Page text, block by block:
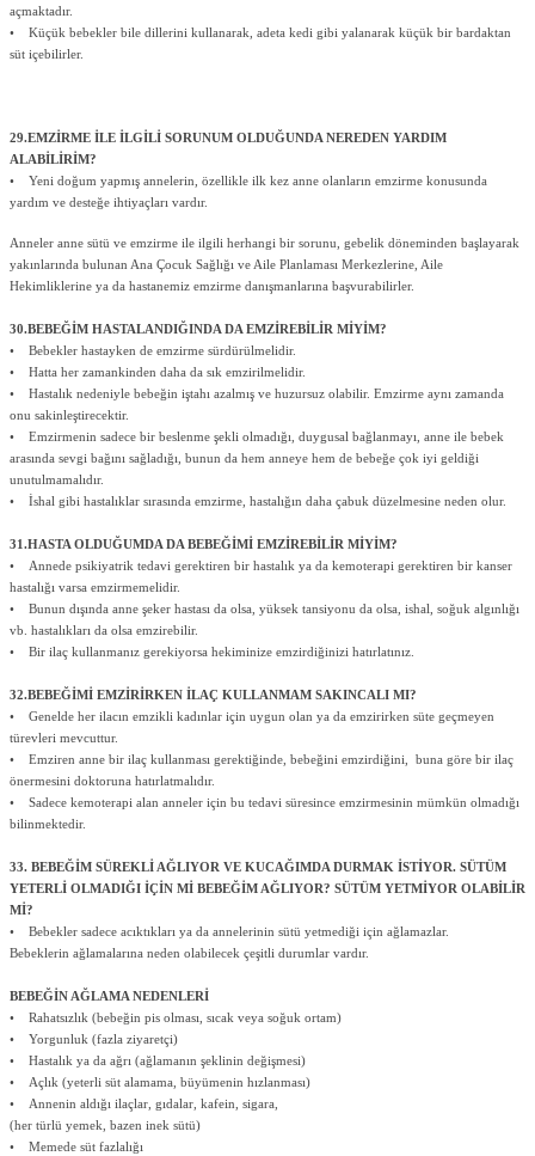
açmaktadır.
• Küçük bebekler bile dillerini kullanarak, adeta kedi gibi yalanarak küçük bir bardaktan
süt içebilirler.
29.EMZİRME İLE İLGİLİ SORUNUM OLDUĞUNDA NEREDEN YARDIM
ALABİLİRİM?
• Yeni doğum yapmış annelerin, özellikle ilk kez anne olanların emzirme konusunda
yardım ve desteğe ihtiyaçları vardır.
Anneler anne sütü ve emzirme ile ilgili herhangi bir sorunu, gebelik döneminden başlayarak
yakınlarında bulunan Ana Çocuk Sağlığı ve Aile Planlaması Merkezlerine, Aile
Hekimliklerine ya da hastanemiz emzirme danışmanlarına başvurabilirler.
30.BEBEĞİM HASTALANDIĞINDA DA EMZİREBİLİR MİYİM?
• Bebekler hastayken de emzirme sürdürülmelidir.
• Hatta her zamankinden daha da sık emzirilmelidir.
• Hastalık nedeniyle bebeğin iştahı azalmış ve huzursuz olabilir. Emzirme aynı zamanda
onu sakinleştirecektir.
• Emzirmenin sadece bir beslenme şekli olmadığı, duygusal bağlanmayı, anne ile bebek
arasında sevgi bağını sağladığı, bunun da hem anneye hem de bebeğe çok iyi geldiği
unutulmamalıdır.
• İshal gibi hastalıklar sırasında emzirme, hastalığın daha çabuk düzelmesine neden olur.
31.HASTA OLDUĞUMDA DA BEBEĞİMİ EMZİREBİLİR MİYİM?
• Annede psikiyatrik tedavi gerektiren bir hastalık ya da kemoterapi gerektiren bir kanser
hastalığı varsa emzirmemelidir.
• Bunun dışında anne şeker hastası da olsa, yüksek tansiyonu da olsa, ishal, soğuk algınlığı
vb. hastalıkları da olsa emzirebilir.
• Bir ilaç kullanmanız gerekiyorsa hekiminize emzirdiğinizi hatırlatınız.
32.BEBEĞİMİ EMZİRİRKEN İLAÇ KULLANMAM SAKINCALI MI?
• Genelde her ilacın emzikli kadınlar için uygun olan ya da emzirirken süte geçmeyen
türevleri mevcuttur.
• Emziren anne bir ilaç kullanması gerektiğinde, bebeğini emzirdiğini, buna göre bir ilaç
önermesini doktoruna hatırlatmalıdır.
• Sadece kemoterapi alan anneler için bu tedavi süresince emzirmesinin mümkün olmadığı
bilinmektedir.
33. BEBEĞİM SÜREKLİ AĞLIYOR VE KUCAĞIMDA DURMAK İSTİYOR. SÜTÜM
YETERLİ OLMADIĞI İÇİN Mİ BEBEĞİM AĞLIYOR? SÜTÜM YETMİYOR OLABİLİR
Mİ?
• Bebekler sadece acıktıkları ya da annelerinin sütü yetmediği için ağlamazlar.
Bebeklerin ağlamalarına neden olabilecek çeşitli durumlar vardır.
BEBEĞİN AĞLAMA NEDENLERİ
• Rahatsızlık (bebeğin pis olması, sıcak veya soğuk ortam)
• Yorgunluk (fazla ziyaretçi)
• Hastalık ya da ağrı (ağlamanın şeklinin değişmesi)
• Açlık (yeterli süt alamama, büyümenin hızlanması)
• Annenin aldığı ilaçlar, gıdalar, kafein, sigara,
(her türlü yemek, bazen inek sütü)
• Memede süt fazlalığı